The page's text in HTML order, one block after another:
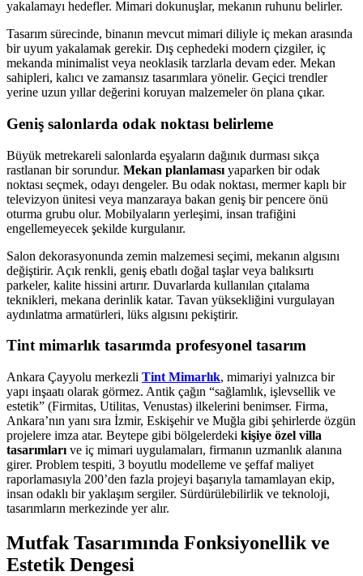
yakalamayı hedefler. Mimari dokunuşlar, mekanın ruhunu belirler.
Tasarım sürecinde, binanın mevcut mimari diliyle iç mekan arasında
bir uyum yakalamak gerekir. Dış cephedeki modern çizgiler, iç
mekanda minimalist veya neoklasik tarzlarla devam eder. Mekan
sahipleri, kalıcı ve zamansız tasarımlara yönelir. Geçici trendler
yerine uzun yıllar değerini koruyan malzemeler ön plana çıkar.
Geniş salonlarda odak noktası belirleme
Büyük metrekareli salonlarda eşyaların dağınık durması sıkça
rastlanan bir sorundur. Mekan planlaması yaparken bir odak
noktası seçmek, odayı dengeler. Bu odak noktası, mermer kaplı bir
televizyon ünitesi veya manzaraya bakan geniş bir pencere önü
oturma grubu olur. Mobilyaların yerleşimi, insan trafiğini
engellemeyecek şekilde kurgulanır.
Salon dekorasyonunda zemin malzemesi seçimi, mekanın algısını
değiştirir. Açık renkli, geniş ebatlı doğal taşlar veya balıksırtı
parkeler, kalite hissini artırır. Duvarlarda kullanılan çıtalama
teknikleri, mekana derinlik katar. Tavan yüksekliğini vurgulayan
aydınlatma armatürleri, lüks algısını pekiştirir.
Tint mimarlık tasarımda profesyonel tasarım
Ankara Çayyolu merkezli Tint Mimarlık, mimariyi yalnızca bir
yapı inşaatı olarak görmez. Antik çağın “sağlamlık, işlevsellik ve
estetik” (Firmitas, Utilitas, Venustas) ilkelerini benimser. Firma,
Ankara’nın yanı sıra İzmir, Eskişehir ve Muğla gibi şehirlerde özgün
projelere imza atar. Beytepe gibi bölgelerdeki kişiye özel villa
tasarımları ve iç mimari uygulamaları, firmanın uzmanlık alanına
girer. Problem tespiti, 3 boyutlu modelleme ve şeffaf maliyet
raporlamasıyla 200’den fazla projeyi başarıyla tamamlayan ekip,
insan odaklı bir yaklaşım sergiler. Sürdürülebilirlik ve teknoloji,
tasarımların merkezinde yer alır.
Mutfak Tasarımında Fonksiyonellik ve
Estetik Dengesi